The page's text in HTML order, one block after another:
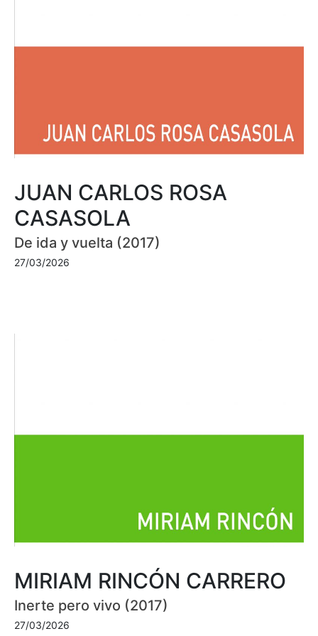
JUAN CARLOS ROSA
CASASOLA
De ida y vuelta (2017)
27/03/2026
MIRIAM RINCÓN CARRERO
Inerte pero vivo (2017)
27/03/2026